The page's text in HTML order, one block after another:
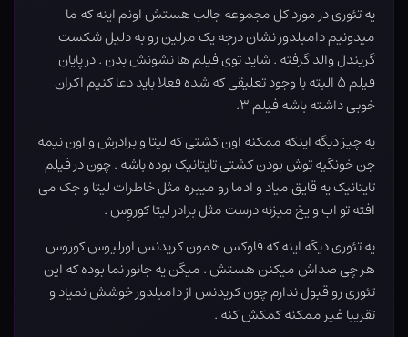
یه تئوری در مورد کل مجموعه جالب هستش اونم اینه که ما
میدونیم دامبلدور نشان درجه یک مرلین رو به دلیل شکست
گریندل والد گرفته . شاید توی فیلم ها نشونش بدن . در پایان
فیلم ۵ البته با وجود تعلیقی که شده فعلا باید دعا کنیم اکران
خوبی داشته باشه فیلم ۳.
یه چیز دیگه اینکه ممکنه اون کشتی که لیتا و برادرش و اون نیمه
جن خونگیه توش بودن کشتی تایتانیک بوده باشه . چون در فیلم
تایتانیک یه قایق میاد و ادما رو میبره مثل خاطرات لیتا و جک می
افته تو اب و یخ میزنه درست مثل برادر لیتا کوروِس .
یه تئوری دیگه اینه که فاوکس همون کریدنس اورلیوس کوروس
هر چی صداش میکنن هستش . میگن یه جانور نما بوده که این
تئوری رو قبول ندارم چون کریدنس از دامبلدور خوشش نمیاد و
تقریبا غیر ممکنه کمکش کنه .